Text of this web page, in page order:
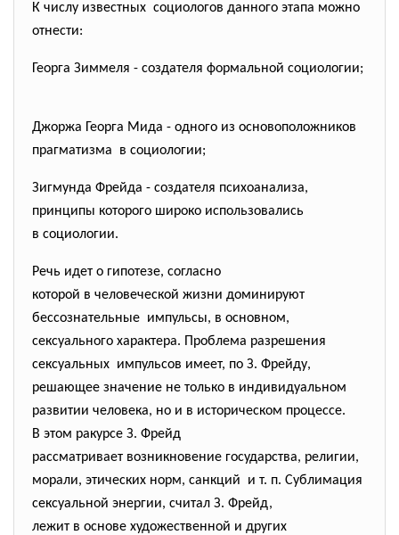
К числу известных социологов данного этапа можно
отнести:
Георга Зиммеля - создателя формальной социологии;
Джоржа Георга Мида - одного из основоположников
прагматизма в социологии;
Зигмунда Фрейда - создателя психоанализа,
принципы которого широко использовались
в социологии.
Речь идет о гипотезе, согласно
которой в человеческой жизни доминируют
бессознательные импульсы, в основном,
сексуального характера. Проблема разрешения
сексуальных импульсов имеет, по З. Фрейду,
решающее значение не только в индивидуальном
развитии человека, но и в историческом процессе.
В этом ракурсе З. Фрейд
рассматривает возникновение государства, религии,
морали, этических норм, санкций и т. п. Сублимация
сексуальной энергии, считал З. Фрейд,
лежит в основе художественной и других